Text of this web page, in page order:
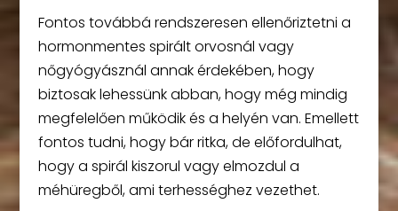
Fontos továbbá rendszeresen ellenőriztetni a
hormonmentes spirált orvosnál vagy
nőgyógyásznál annak érdekében, hogy
biztosak lehessünk abban, hogy még mindig
megfelelően működik és a helyén van. Emellett
fontos tudni, hogy bár ritka, de előfordulhat,
hogy a spirál kiszorul vagy elmozdul a
méhüregből, ami terhességhez vezethet.